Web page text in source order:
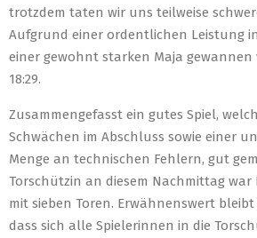
trotzdem taten wir uns teilweise
Aufgrund einer ordentlichen Leistung
einer gewohnt starken Maja gewannen
18:29.
Zusammengefasst ein gutes Spiel,
Schwächen im Abschluss sowie einer
Menge an technischen Fehlern, gut
Torschützin an diesem Nachmittag war
mit sieben Toren. Erwähnenswert
dass sich alle Spielerinnen in die